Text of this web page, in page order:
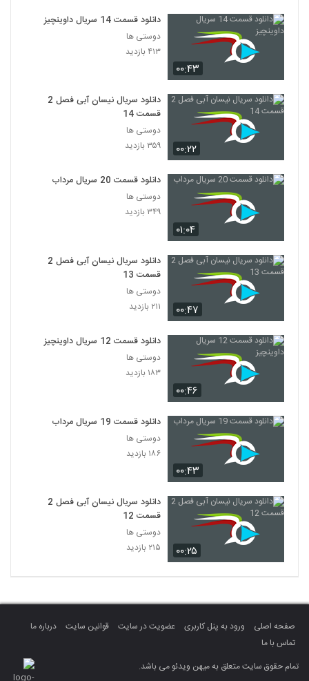
۰۰:۴۳
دانلود قسمت 14 سریال داوینچیز
دوستی ها
۴۱۳ بازدید
۰۰:۲۲
دانلود سریال نیسان آبی فصل 2
قسمت 14
دوستی ها
۳۵۹ بازدید
۰۱:۰۴
دانلود قسمت 20 سریال مرداب
دوستی ها
۳۴۹ بازدید
۰۰:۴۷
دانلود سریال نیسان آبی فصل 2
قسمت 13
دوستی ها
۲۱۱ بازدید
۰۰:۴۶
دانلود قسمت 12 سریال داوینچیز
دوستی ها
۱۸۳ بازدید
۰۰:۴۳
دانلود قسمت 19 سریال مرداب
دوستی ها
۱۸۶ بازدید
۰۰:۲۵
دانلود سریال نیسان آبی فصل 2
قسمت 12
دوستی ها
۲۱۵ بازدید
صفحه اصلی ورود به پنل کاربری عضویت در سایت قوانین سایت
درباره ما
تماس با ما
تمام حقوق سایت متعلق به میهن ویدئو می باشد.